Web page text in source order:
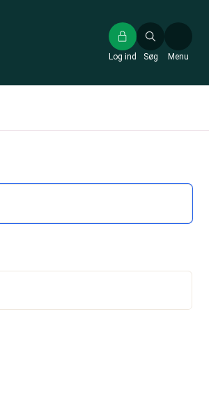
Søg
Log ind Menu